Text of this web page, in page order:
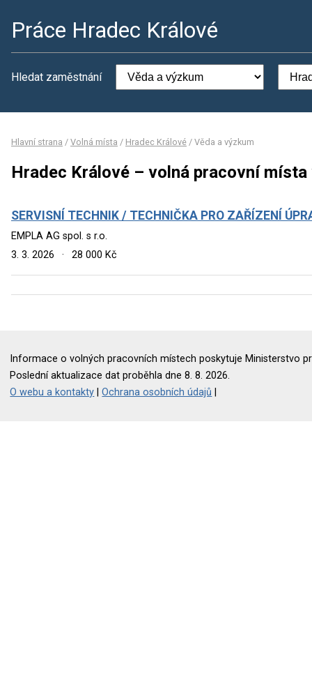
Práce Hradec Králové
Hledat zaměstnání
Hlavní strana / Volná místa / Hradec Králové / Věda a výzkum
Hradec Králové – volná pracovní
SERVISNÍ TECHNIK / TECHNIČKA PRO ZAŘÍZENÍ
EMPLA AG spol. s r.o.
3. 3. 2026
· 28 000 Kč
Informace o volných pracovních místech poskytuje Ministerstvo
Poslední aktualizace dat proběhla dne 8. 8. 2026.
O webu a kontakty |Ochrana osobních údajů